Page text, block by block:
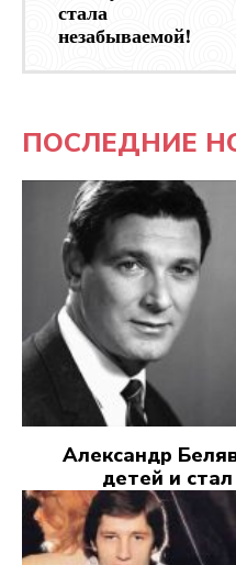
стала
незабываемой!
ПОСЛЕДНИЕ
Александр
детей и